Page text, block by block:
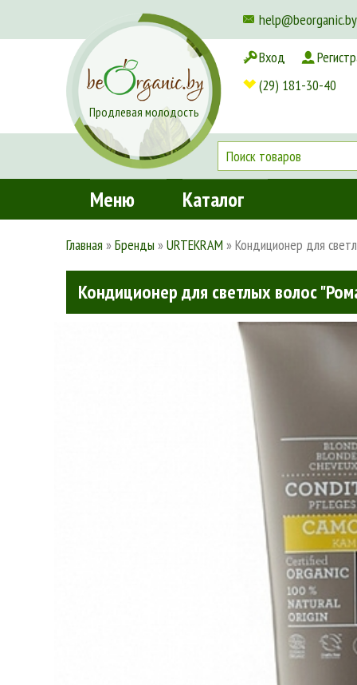
help@beorganic.by
Доставка и оплата
Продлевая молодость
Вход
(29) 181-30-40
Меню Каталог
Главная »Бренды »URTEKRAM »Кондиционер для
Кондиционер для светлых волос